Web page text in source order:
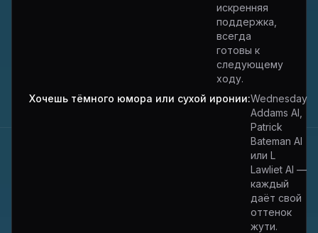
искренняя
поддержка,
всегда
готовы к
следующему
ходу.
Хочешь тёмного юмора или сухой иронии:Wednesday
Addams AI,
Patrick
Bateman AI
или L
Lawliet AI —
каждый
даёт свой
оттенок
жути.